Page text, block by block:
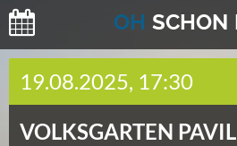
OH SCHON
H
E
T
19.08.2025, 17:30
VOLKSGARTEN